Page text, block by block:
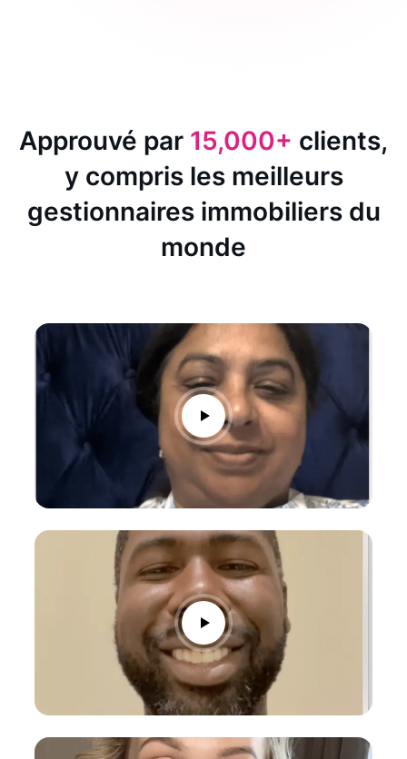
Approuvé par 15,000+ clients,
y compris les meilleurs
gestionnaires immobiliers du
monde